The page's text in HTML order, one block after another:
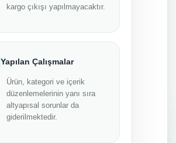
kargo çıkışı yapılmayacaktır.
Yapılan Çalışmalar
Ürün, kategori ve içerik
düzenlemelerinin yanı sıra
altyapısal sorunlar da
giderilmektedir.